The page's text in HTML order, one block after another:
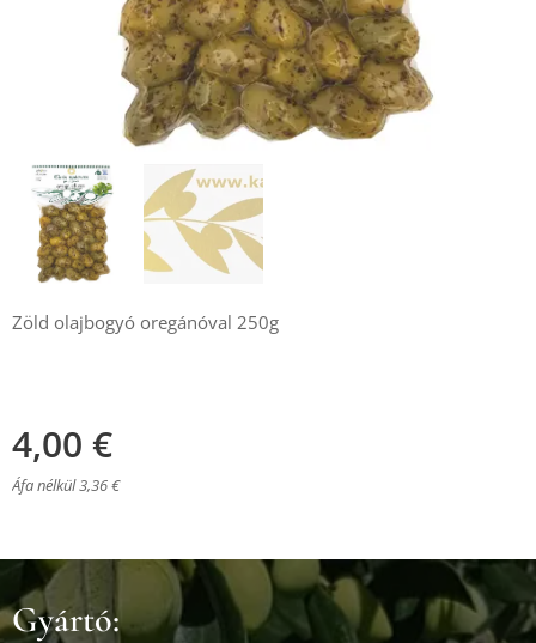
Zöld olajbogyó oregánóval 250g
4,00 €
Áfa nélkül 3,36 €
Gyártó: